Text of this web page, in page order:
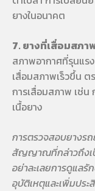
ยางในอนาคต
7. ยางที่เสื่อมสภ
สภาพอากาศที่รุนแร
เสื่อมสภาพเร็วขึ้น
การเสื่อมสภาพ เช่
เนื้อยาง
การตรวจสอบยางร
สัญญาณที่กล่าวถึงเ
อย่าละเลยการดูแล
อุบัติเหตุและเพิ่มปร